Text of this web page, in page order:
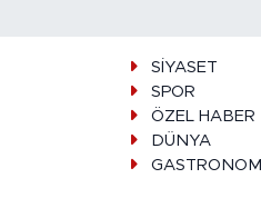
SİYASET
SPOR
ÖZEL HABER
DÜNYA
GASTRONOMİ